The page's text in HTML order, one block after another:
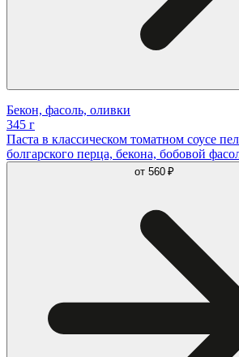
Бекон, фасоль, оливки
345 г
Паста в классическом томатном соусе
болгарского перца, бекона, бобовой
от 560 ₽